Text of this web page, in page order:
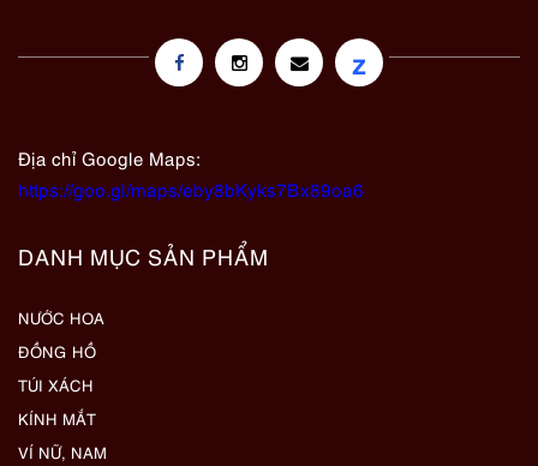
z
Địa chỉ Google Maps:
https://goo.gl/maps/eby8bKyks7Bx89oa6
DANH MỤC SẢN PHẨM
NƯỚC HOA
ĐỒNG HỒ
TÚI XÁCH
KÍNH MẮT
VÍ NỮ, NAM